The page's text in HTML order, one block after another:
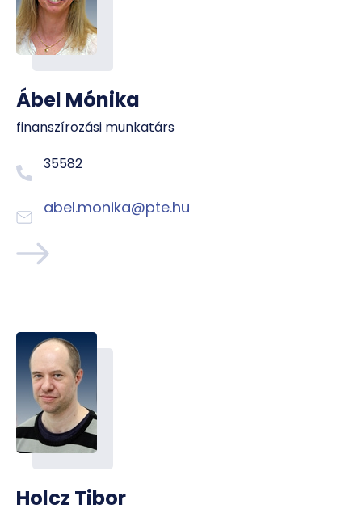
Ábel Mónika
finanszírozási munkatárs
35582
abel.monika@pte.hu
Holcz Tibor